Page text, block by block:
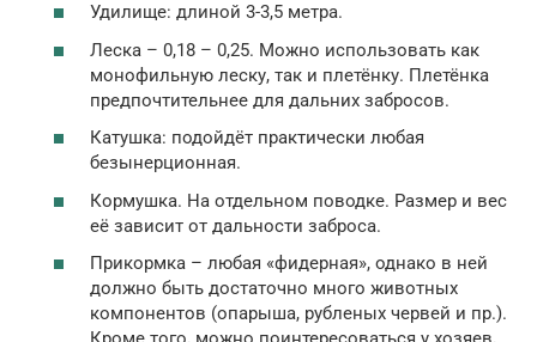
Удилище: длиной 3-3,5 метра.
Леска – 0,18 – 0,25. Можно использовать как
монофильную леску, так и плетёнку. Плетёнка
предпочтительнее для дальних забросов.
Катушка: подойдёт практически любая
безынерционная.
Кормушка. На отдельном поводке. Размер и вес
её зависит от дальности заброса.
Прикормка – любая «фидерная», однако в ней
должно быть достаточно много животных
компонентов (опарыша, рубленых червей и пр.).